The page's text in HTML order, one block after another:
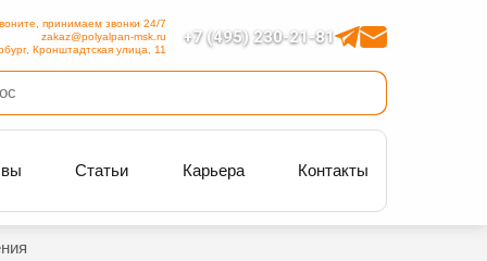
+7 (495) 230-21-81
принимаем звонки 24/7
zakaz@polyalpan-msk.ru
Кронштадтская улица, 11
Статьи Карьера Контакты